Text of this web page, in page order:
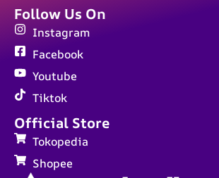
Official Store
Tokopedia
Shopee
Follow Us On
Instagram
Facebook
Youtube
Tiktok